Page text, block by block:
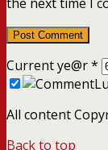
Current ye@r*
All content
Back to top